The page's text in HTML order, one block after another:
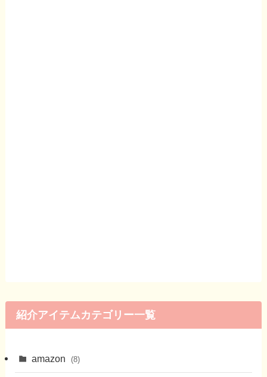
紹介アイテムカテゴリー一覧
amazon (8)